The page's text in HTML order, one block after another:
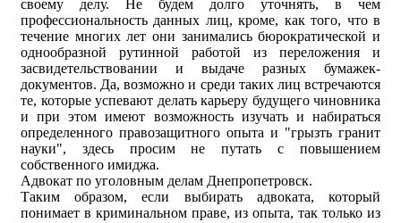
своему делу. Не будем долго уточнять, в чем
профессиональность данных лиц, кроме, как того, что в
течение многих лет они занимались бюрократической и
однообразной рутинной работой из переложения и
засвидетельствовании и выдаче разных бумажек-
документов. Да, возможно и среди таких лиц встречаются
те, которые успевают делать карьеру будущего чиновника
и при этом имеют возможность изучать и набираться
определенного правозащитного опыта и "грызть гранит
науки", здесь просим не путать с повышением
собственного имиджа.
Адвокат по уголовным делам Днепропетровск.
Таким образом, если выбирать адвоката, который
понимает в криминальном праве, из опыта, так только из